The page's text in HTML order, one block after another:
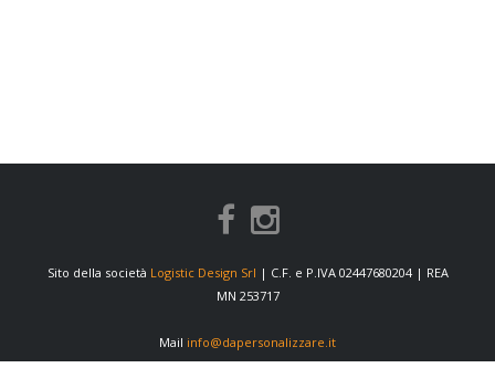
Sito della società Logistic Design Srl | C.F. e P.IVA 02447680204 | REA
MN 253717
Mail info@dapersonalizzare.it